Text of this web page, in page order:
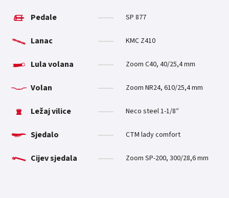
Pedale SP 877
Lanac KMC Z410
Lula volana Zoom C40, 40/25,4 mm
Volan Zoom NR24, 610/25,4 mm
Ležaj vilice Neco steel 1-1/8″
Sjedalo CTM lady comfort
Cijev sjedala Zoom SP-200, 300/28,6 mm